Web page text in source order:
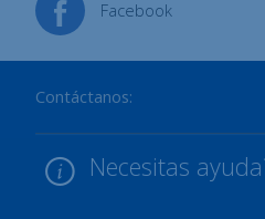
Facebook
Contáctanos:
Necesitas